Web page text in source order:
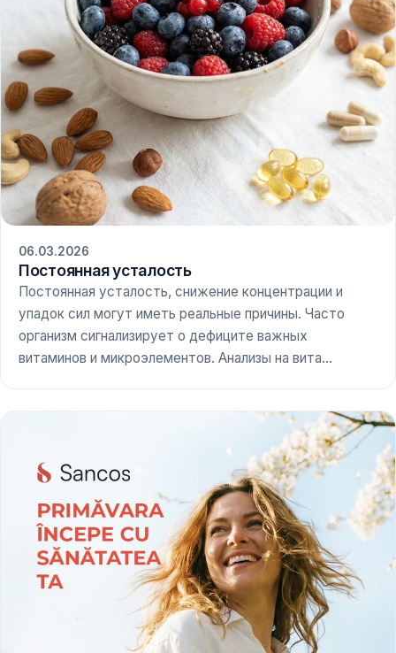
06.03.2026
Постоянная усталость
Постоянная усталость, снижение концентрации и
упадок сил могут иметь реальные причины. Часто
организм сигнализирует о дефиците важных
витаминов и микроэлементов. Анализы на вита...